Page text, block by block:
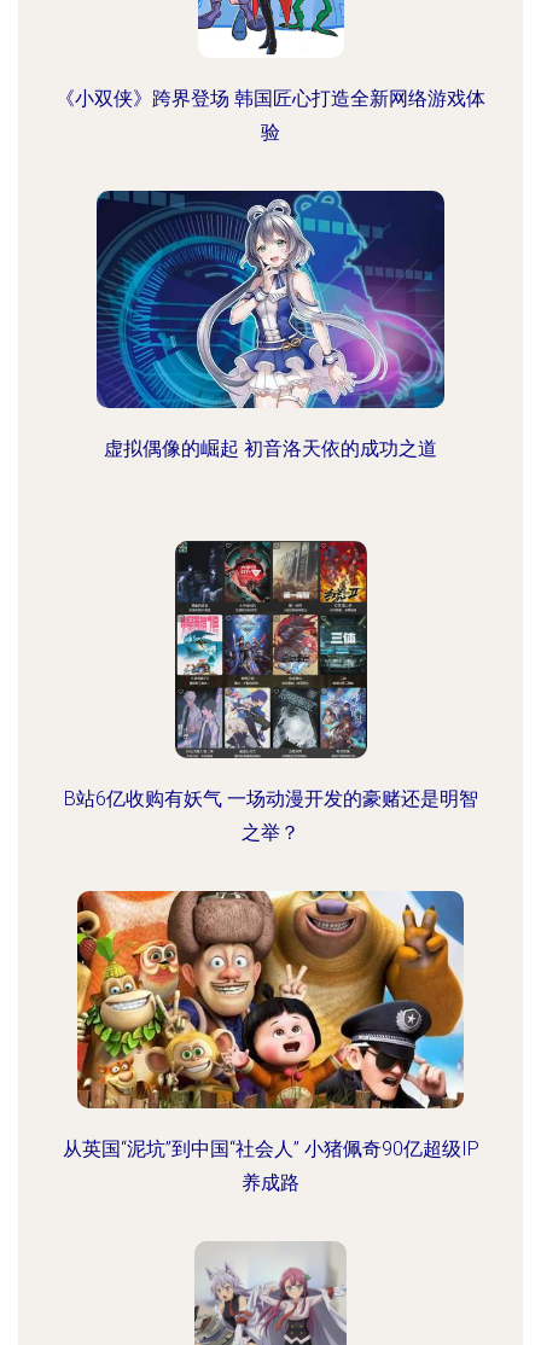
《小双侠》跨界登场 韩国匠心打造全新网络游戏体
验
虚拟偶像的崛起 初音洛天依的成功之道
B站6亿收购有妖气 一场动漫开发的豪赌还是明智
之举？
从英国“泥坑”到中国“社会人” 小猪佩奇90亿超级IP
养成路